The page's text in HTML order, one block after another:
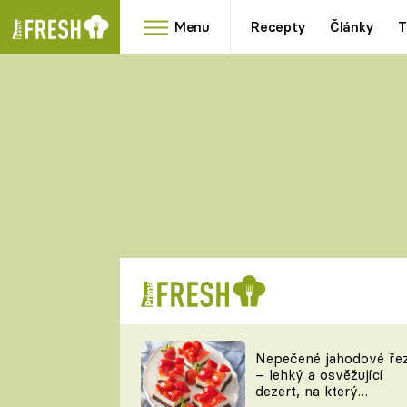
Menu Recepty Články
RYCHLOVKY
TEĎ VAŘÍ ŠÉF!
Nepečené jahodové
– lehký a osvěžující
dezert, na který